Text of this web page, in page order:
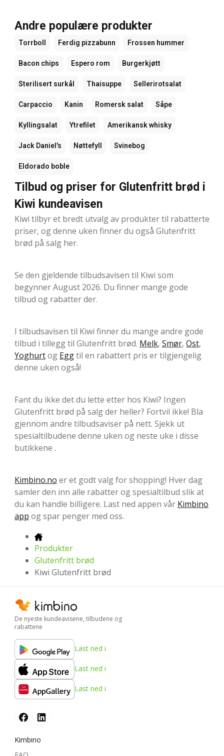
Andre populære produkter
Torrboll Ferdig pizzabunn Frossen hummer
Bacon chips Espero rom Burgerkjøtt
Sterilisert surkål Thaisuppe Sellerirotsalat
Carpaccio Kanin Romersk salat Såpe
Kyllingsalat Ytrefilet Amerikansk whisky
Jack Daniel's Nøttefyll Svinebog
Eldorado boble
Tilbud og priser for Glutenfritt brød i
Kiwi kundeavisen
Kiwi tilbyr et bredt utvalg av produkter til rabatterte
priser, og denne uken finner du også Glutenfritt
brød på salg her.
Se den gjeldende tilbudsavisen til Kiwi som
begynner August 2026. Du finner mange gode
tilbud og rabatter der.
I tilbudsavisen til Kiwi finner du mange andre gode
tilbud i tillegg til Glutenfritt brød. Melk, Smør, Ost,
Yoghurtog Eggtil en rabattert pris er tilgjengelig
denne uken også!
Fant du ikke det du lette etter hos Kiwi? Ingen
Glutenfritt brød på salg der heller? Fortvil ikke! Bla
gjennom andre tilbudsaviser på nett. Sjekk ut
spesialtilbudene denne uken og neste uke i disse
butikkene .
Kimbino.no er et godt valg for shopping! Hver dag
samler den inn alle rabatter og spesialtilbud slik at
du kan handle billigere. Last ned appen vår Kimbino
app og spar penger med oss.
Produkter
Glutenfritt brød
Kiwi Glutenfritt brød
De nyeste kundeavisene, tilbudene og
rabattene
Last ned i
Last ned i
Last ned i
Kimbino